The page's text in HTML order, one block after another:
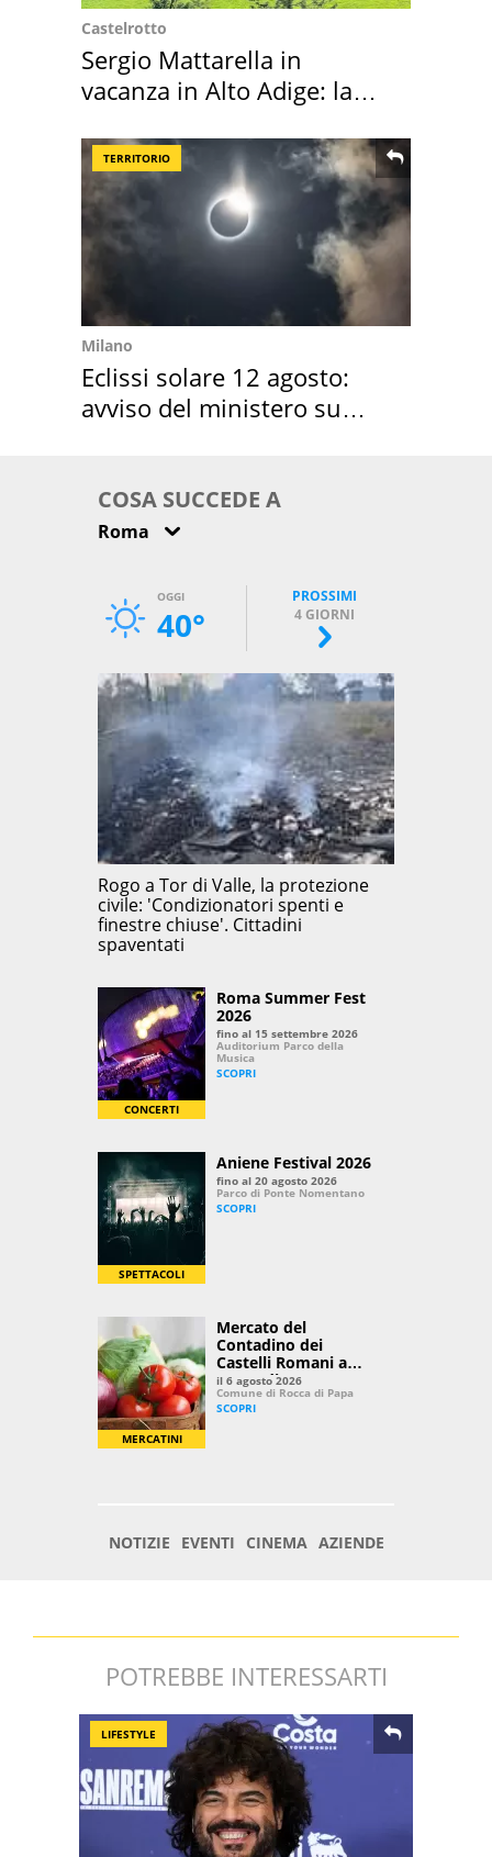
Castelrotto
Sergio Mattarella in
vacanza in Alto Adige: la
TERRITORIO
Milano
Eclissi solare 12 agosto:
avviso del ministero su
POTREBBE INTERESSARTI
LIFESTYLE